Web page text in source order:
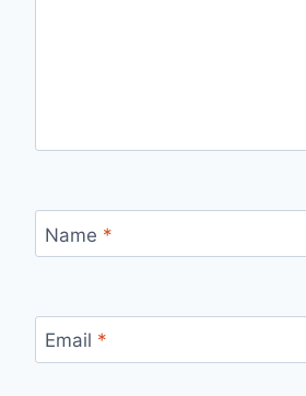
Name *
Email *